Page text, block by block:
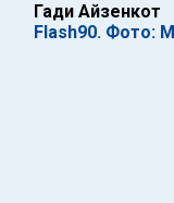
Гади Айзенкот
Flash90. Фото: